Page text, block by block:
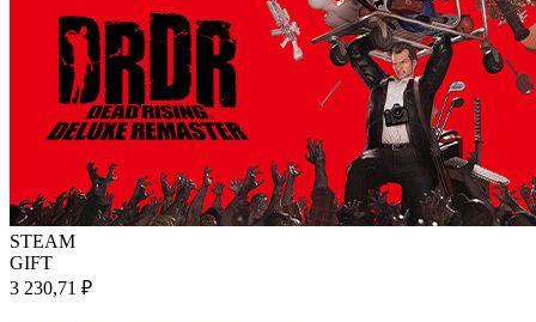
STEAM
GIFT
3 230,71 ₽